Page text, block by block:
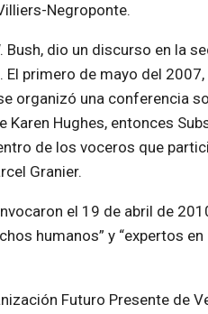
Negroponte.
dio un discurso en la
primero de mayo del
organizó una conferencia
Hughes, entonces
de los voceros que
Granier.
el 19 de abril de
humanos” y “expertos
Futuro Presente de